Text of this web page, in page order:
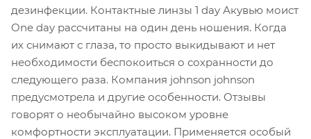
дезинфекции. Контактные линзы 1 day Акувью моист
One day рассчитаны на один день ношения. Когда
их снимают с глаза, то просто выкидывают и нет
необходимости беспокоиться о сохранности до
следующего раза. Компания johnson johnson
предусмотрела и другие особенности. Отзывы
говорят о необычайно высоком уровне
комфортности эксплуатации. Применяется особый